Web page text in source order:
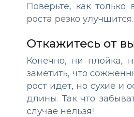
Поверьте, как только
роста резко улучшится.
Откажитесь от
Конечно, ни плойка,
заметить, что
рост идет, но сухие и
длины. Так что
случае нельзя!